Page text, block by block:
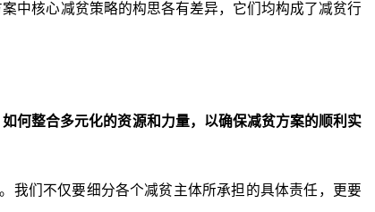
中核心减贫策略的构思各有差异，它们均构成了减贫行
何整合多元化的资源和力量，以确保减贫方案的顺利实
我们不仅要细分各个减贫主体所承担的具体责任，更要